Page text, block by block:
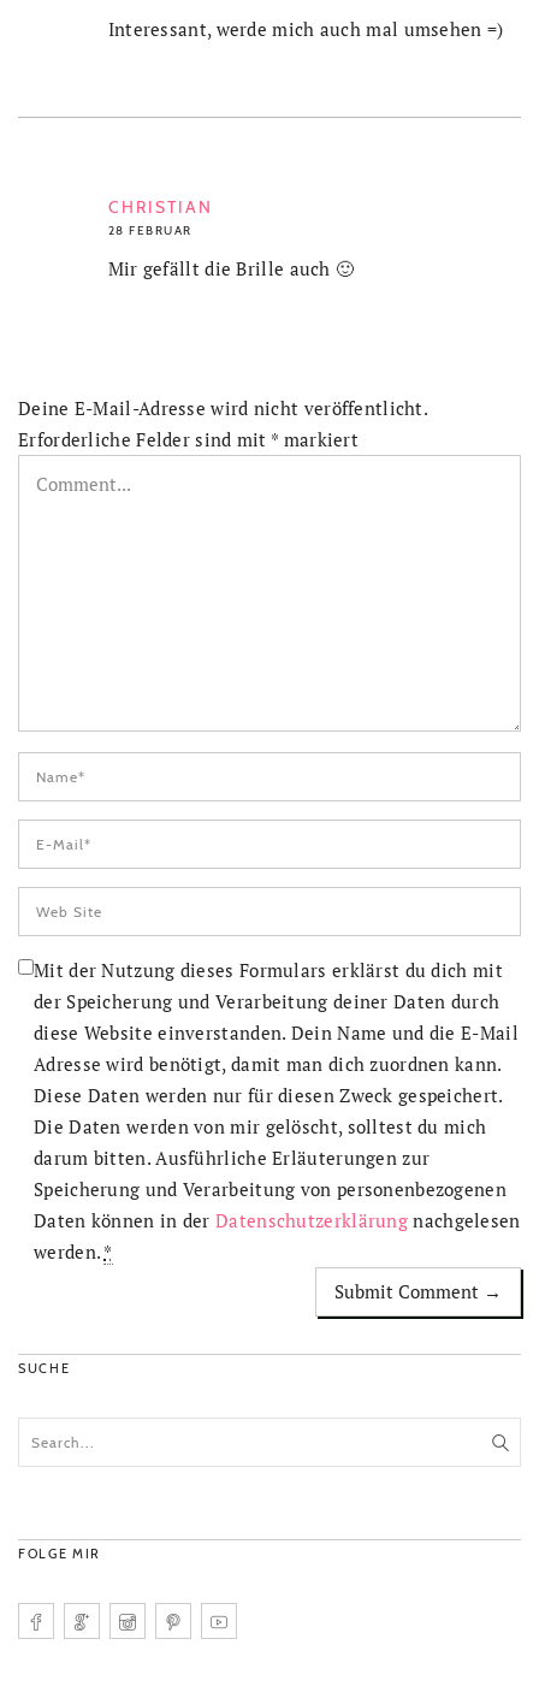
Interessant, werde mich auch mal umsehen =)
CHRISTIAN
28 FEBRUAR
Mir gefällt die Brille auch 🙂
Deine E-Mail-Adresse wird nicht veröffentlicht.
Erforderliche Felder sind mit * markiert
Mit der Nutzung dieses Formulars erklärst du dich mit
der Speicherung und Verarbeitung deiner Daten durch
diese Website einverstanden. Dein Name und die E-Mail
Adresse wird benötigt, damit man dich zuordnen kann.
Diese Daten werden nur für diesen Zweck gespeichert.
Die Daten werden von mir gelöscht, solltest du mich
darum bitten. Ausführliche Erläuterungen zur
Speicherung und Verarbeitung von personenbezogenen
Daten können in derDatenschutzerklärung nachgelesen
werden. *
SUCHE
FOLGE MIR